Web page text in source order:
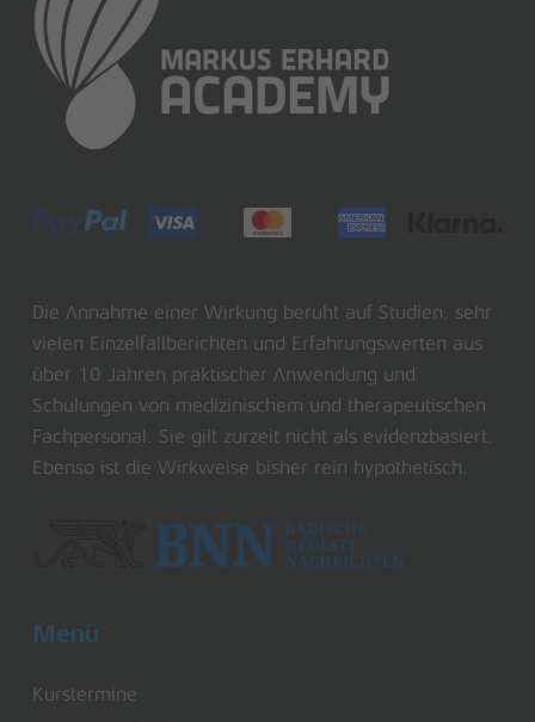
Die Annahme einer Wirkung beruht auf Studien, sehr
vielen Einzelfallberichten und Erfahrungswerten aus
über 10 Jahren praktischer Anwendung und
Schulungen von medizinischem und therapeutischen
Fachpersonal. Sie gilt zurzeit nicht als evidenzbasiert.
Ebenso ist die Wirkweise bisher rein hypothetisch.
Menü
Kurstermine